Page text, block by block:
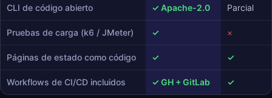
CLI de código abierto ✓ Apache-2.0 Parcial
Pruebas de carga (k6 / JMeter) ✓ ×
Páginas de estado como código ✓ ✓
Workflows de CI/CD incluidos ✓ GH + GitLab ✓